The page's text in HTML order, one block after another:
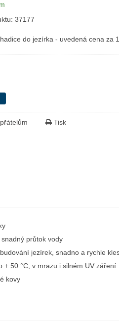
37177
do jezírka - uvedená cena za
Tisk
průtok vody
jezírek, snadno a rychle
+ 50 °C, v mrazu i silném UV záření
kovy